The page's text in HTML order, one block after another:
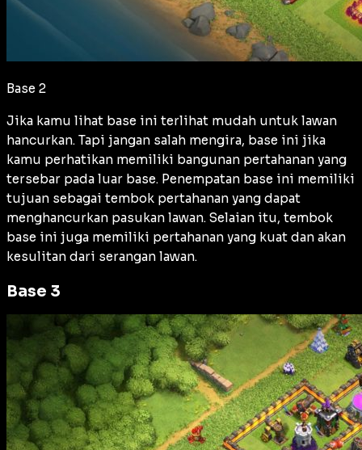
Base 2
Jika kamu lihat base ini terlihat mudah untuk lawan
hancurkan. Tapi jangan salah mengira, base ini jika
kamu perhatikan memiliki bangunan pertahanan yang
tersebar pada luar base. Penempatan base ini memiliki
tujuan sebagai tembok pertahanan yang dapat
menghancurkan pasukan lawan. Selaian itu, tembok
base ini juga memiliki pertahanan yang kuat dan akan
kesulitan dari serangan lawan.
Base 3